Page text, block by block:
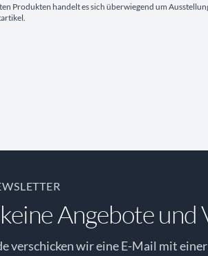
Produkten handelt es sich überwiegend um
Angebote
verschicken wir eine E-Mail mit